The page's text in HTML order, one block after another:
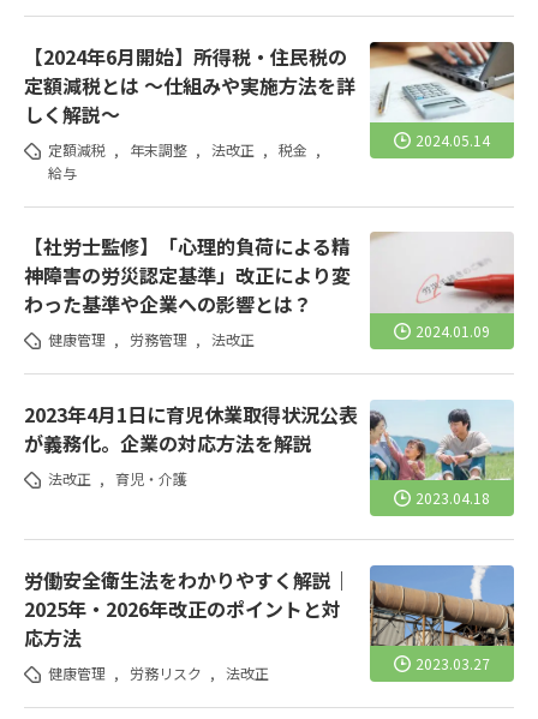
2024.05.14
【2024年6月開始】所得税・住民税の
定額減税とは ～仕組みや実施方法を詳
しく解説～
定額減税 , 年末調整 , 法改正 , 税金 ,
給与
2024.01.09
【社労士監修】「心理的負荷による精
神障害の労災認定基準」改正により変
わった基準や企業への影響とは？
健康管理 , 労務管理 , 法改正
2023.04.18
2023年4月1日に育児休業取得状況公表
が義務化。企業の対応方法を解説
法改正 , 育児・介護
2023.03.27
労働安全衛生法をわかりやすく解説｜
2025年・2026年改正のポイントと対
応方法
健康管理 , 労務リスク , 法改正